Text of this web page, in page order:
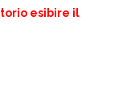
esibire il